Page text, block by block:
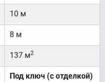
10 м
8 м
137 м2
Под ключ (с отделкой)